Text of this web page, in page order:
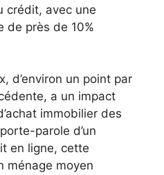
crédit, avec une
de près de 10%
d’environ un point par
a un impact
immobilier des
parole d’un
en ligne, cette
ménage moyen